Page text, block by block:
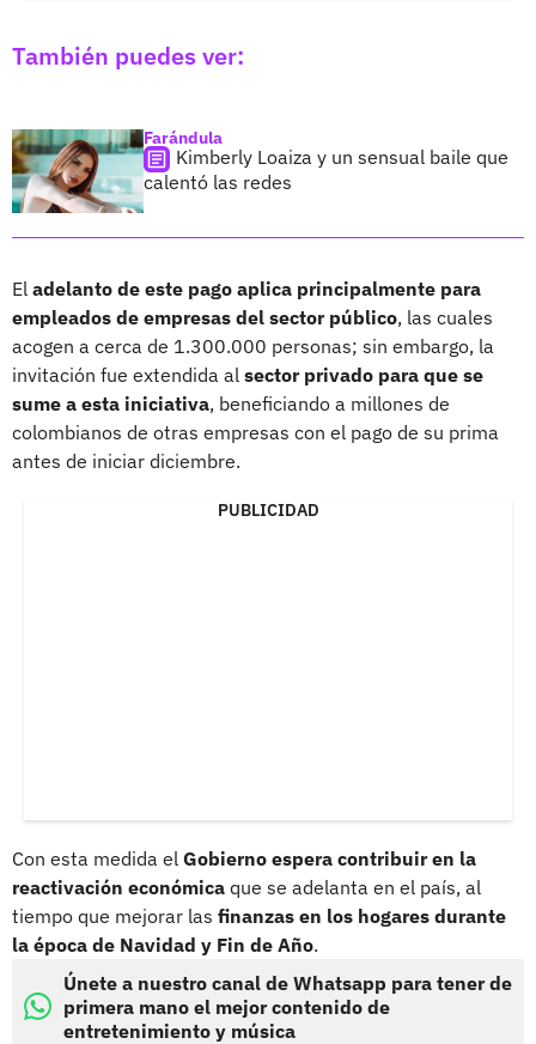
También puedes ver:
Farándula
Kimberly Loaiza y un sensual baile que
calentó las redes
El adelanto de este pago aplica principalmente para
empleados de empresas del sector público, las cuales
acogen a cerca de 1.300.000 personas; sin embargo, la
invitación fue extendida al sector privado para que se
sume a esta iniciativa, beneficiando a millones de
colombianos de otras empresas con el pago de su prima
antes de iniciar diciembre.
PUBLICIDAD
Con esta medida el Gobierno espera contribuir en la
reactivación económica que se adelanta en el país, al
tiempo que mejorar las finanzas en los hogares durante
la época de Navidad y Fin de Año.
Únete a nuestro canal de Whatsapp para tener de
primera mano el mejor contenido de
entretenimiento y música